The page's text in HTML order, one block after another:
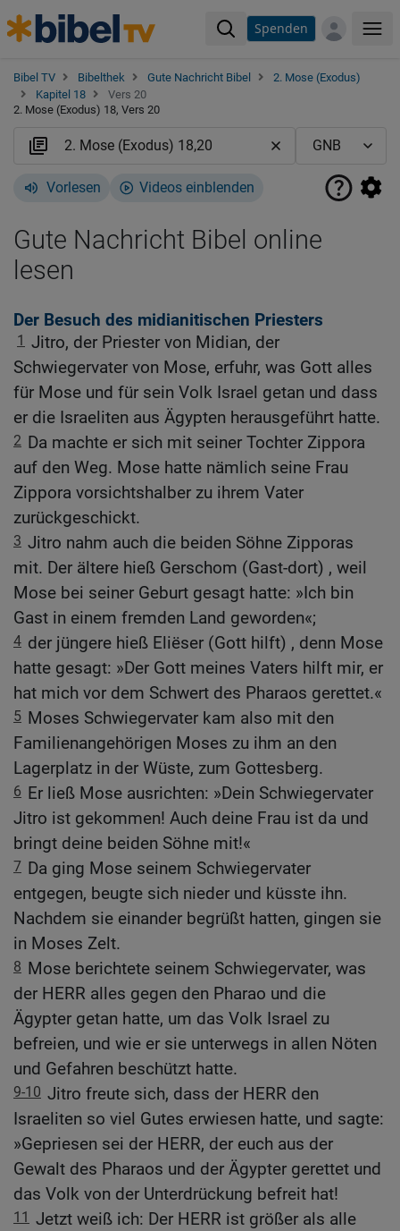
Spenden
Bibel TV Bibelthek Gute Nachricht Bibel
2. Mose (Exodus)
Kapitel 18
Vers 20
2. Mose (Exodus) 18, Vers 20
Vorlesen Videos einblenden
Gute Nachricht Bibel online
lesen
Der Besuch des midianitischen Priesters
1 Jitro, der Priester von Midian, der
Schwiegervater von Mose, erfuhr, was Gott alles
für Mose und für sein Volk Israel getan und dass
er die Israeliten aus Ägypten herausgeführt hatte.
2 Da machte er sich mit seiner Tochter Zippora
auf den Weg. Mose hatte nämlich seine Frau
Zippora vorsichtshalber zu ihrem Vater
zurückgeschickt.
3 Jitro nahm auch die beiden Söhne Zipporas
mit. Der ältere hieß Gerschom (Gast-dort) , weil
Mose bei seiner Geburt gesagt hatte: »Ich bin
Gast in einem fremden Land geworden«;
4 der jüngere hieß Eliëser (Gott hilft) , denn Mose
hatte gesagt: »Der Gott meines Vaters hilft mir, er
hat mich vor dem Schwert des Pharaos gerettet.«
5 Moses Schwiegervater kam also mit den
Familienangehörigen Moses zu ihm an den
Lagerplatz in der Wüste, zum Gottesberg.
6 Er ließ Mose ausrichten: »Dein Schwiegervater
Jitro ist gekommen! Auch deine Frau ist da und
bringt deine beiden Söhne mit!«
7 Da ging Mose seinem Schwiegervater
entgegen, beugte sich nieder und küsste ihn.
Nachdem sie einander begrüßt hatten, gingen sie
in Moses Zelt.
8 Mose berichtete seinem Schwiegervater, was
der HERR alles gegen den Pharao und die
Ägypter getan hatte, um das Volk Israel zu
befreien, und wie er sie unterwegs in allen Nöten
und Gefahren beschützt hatte.
9-10 Jitro freute sich, dass der HERR den
Israeliten so viel Gutes erwiesen hatte, und sagte:
»Gepriesen sei der HERR, der euch aus der
Gewalt des Pharaos und der Ägypter gerettet und
das Volk von der Unterdrückung befreit hat!
11 Jetzt weiß ich: Der HERR ist größer als alle